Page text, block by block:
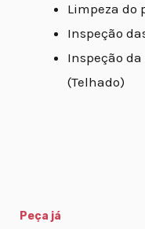
Limpeza do
Inspeção
Inspeção
(Telhado)
Peça já